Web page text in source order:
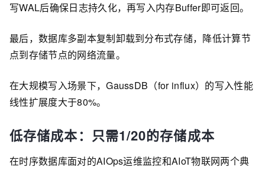
写WAL后确保日志持久化，再写入内存Buffer即可返回。
最后，数据库多副本复制卸载到分布式存储，降低计算节
点到存储节点的网络流量。
在大规模写入场景下，GaussDB（for influx）的写入性能
线性扩展度大于80%。
低存储成本：只需1/20的存储成本
在时序数据库面对的AIOps运维监控和AIoT物联网两个典